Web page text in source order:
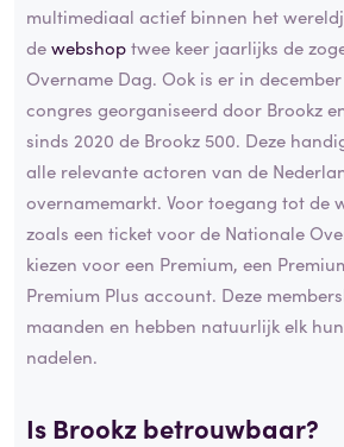
multimediaal actief binnen het
dewebshoptwee keer jaarlijks de
Overname Dag. Ook is er in
congres georganiseerd door Brookz
sinds 2020 de Brookz 500. Deze
alle relevante actoren van de
overnamemarkt. Voor toegang tot de
zoals een ticket voor de Nationale
kiezen voor een Premium, een
Premium Plus account. Deze
maanden en hebben natuurlijk elk
nadelen.
Is Brookz betrouwbaar?